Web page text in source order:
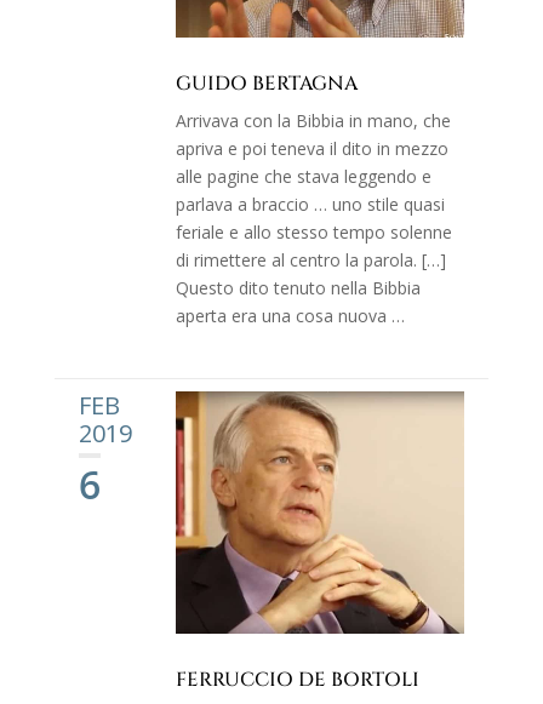
GUIDO BERTAGNA
Arrivava con la Bibbia in mano, che
apriva e poi teneva il dito in mezzo
alle pagine che stava leggendo e
parlava a braccio … uno stile quasi
feriale e allo stesso tempo solenne
di rimettere al centro la parola. […]
Questo dito tenuto nella Bibbia
aperta era una cosa nuova …
FEB
2019
6
FERRUCCIO DE BORTOLI